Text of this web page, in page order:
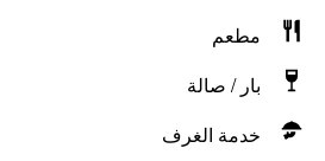
مطعم
بار / صالة
خدمة الغرف